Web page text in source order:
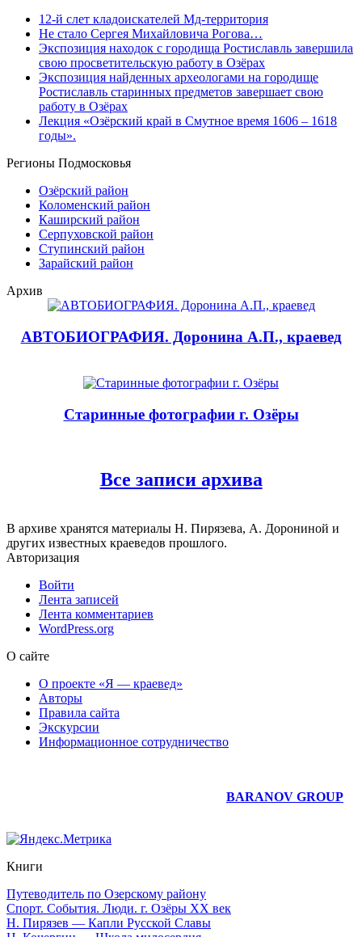
12-й слет кладоискателей Мд-территория
Не стало Сергея Михайловича Рогова…
Экспозиция находок с городища Ростиславль завершила
свою просветительскую работу в Озёрах
Экспозиция найденных археологами на городище
Ростиславль старинных предметов завершает свою
работу в Озёрах
Лекция «Озёрский край в Смутное время 1606 – 1618
годы».
Регионы Подмосковья
Озёрский район
Коломенский район
Каширский район
Серпуховской район
Ступинский район
Зарайский район
Архив
АВТОБИОГРАФИЯ. Доронина А.П., краевед
Старинные фотографии г. Озёры
Все записи архива
В архиве хранятся материалы Н. Пирязева, А. Дорониной и
других известных краеведов прошлого.
Авторизация
Войти
Лента записей
Лента комментариев
WordPress.org
О сайте
О проекте «Я — краевед»
Авторы
Правила сайта
Экскурсии
Информационное сотрудничество
BARANOV GROUP
Книги
Путеводитель по Озерскому району
Спорт. События. Люди. г. Озёры XX век
Н. Пирязев — Капли Русской Славы